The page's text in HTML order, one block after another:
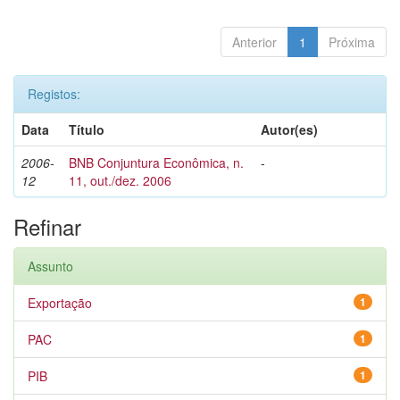
Anterior 1 Próxima
Registos:
Data
Título
Autor(es)
2006-
12
BNB Conjuntura Econômica, n.
11, out./dez. 2006
-
Refinar
Assunto
1
Exportação
1
PAC
1
PIB